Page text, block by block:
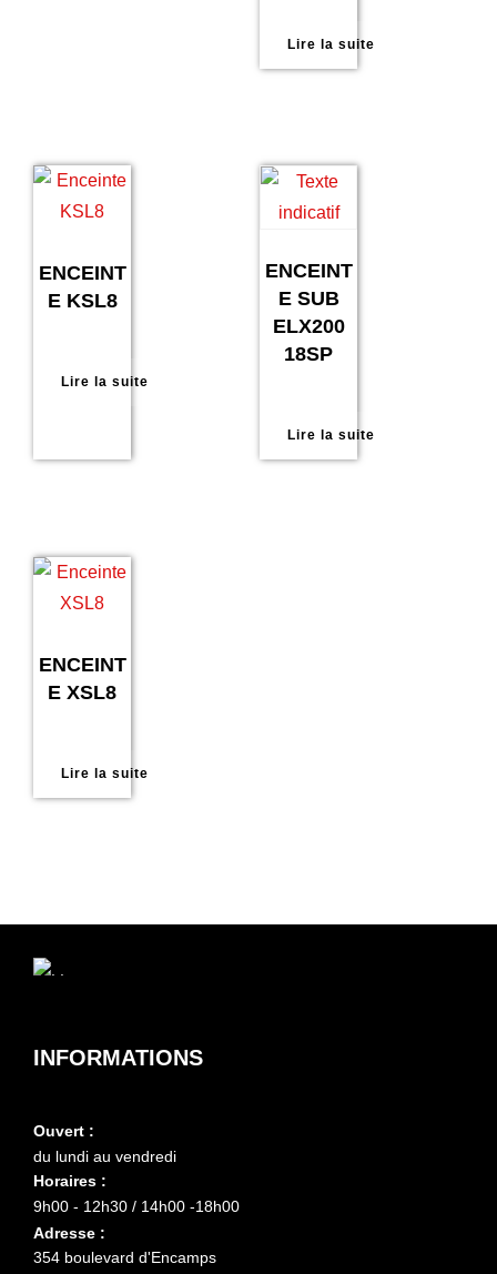
Lire la suite
ENCEINT
E KSL8
Lire la suite
ENCEINT
E SUB
ELX200
18SP
Lire la suite
ENCEINT
E XSL8
Lire la suite
INFORMATIONS
Ouvert :
du lundi au vendredi
Horaires :
9h00 - 12h30 / 14h00 -18h00
Adresse :
354 boulevard d'Encamps